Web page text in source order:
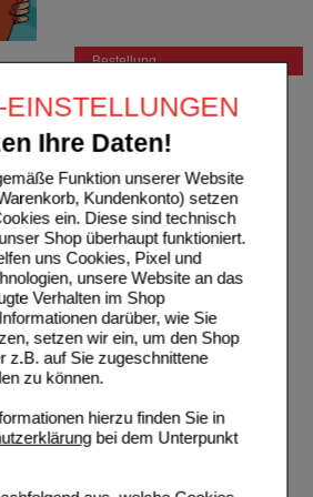
Ihre Daten!
Funktion unserer Website
Kundenkonto) setzen
ein. Diese sind technisch
Shop überhaupt funktioniert.
uns Cookies, Pixel und
unsere Website an das
Verhalten im Shop
darüber, wie Sie
setzen wir ein, um den Shop
z.B. auf Sie zugeschnittene
zu können.
hierzu finden Sie in
bei dem Unterpunkt
Bestellung
Hilfe zum Bestellvorgang
Zahlungsmöglichkeiten
Rezepte einlösen
Freiumschläge anfordern
Freiumschläge downloaden
Auslandsbestellung
Reklamation
Widerrufsformular
Problembehebung
Bestellschein